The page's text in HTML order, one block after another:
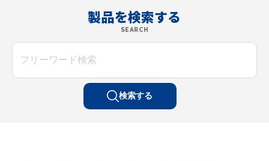
製品を検索する
SEARCH
検索する